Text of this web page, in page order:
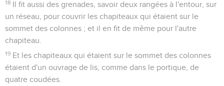
18 Il fit aussi des grenades, savoir deux rangées à l'entour, sur
un réseau, pour couvrir les chapiteaux qui étaient sur le
sommet des colonnes ; et il en fit de même pour l'autre
chapiteau.
19 Et les chapiteaux qui étaient sur le sommet des colonnes
étaient d'un ouvrage de lis, comme dans le portique, de
quatre coudées.